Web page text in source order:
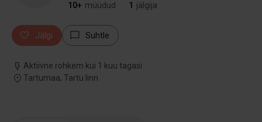
10+ müüdud 1 jälgija
Jälgi Suhtle
Aktiivne rohkem kui 1 kuu tagasi
Tartumaa, Tartu linn